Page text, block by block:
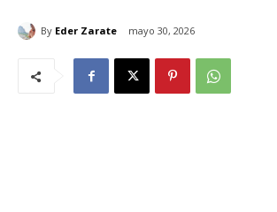
By Eder Zarate mayo 30, 2026